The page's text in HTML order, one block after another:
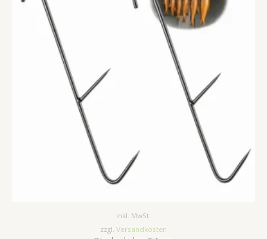
inkl. MwSt.
zzgl. Versandkosten